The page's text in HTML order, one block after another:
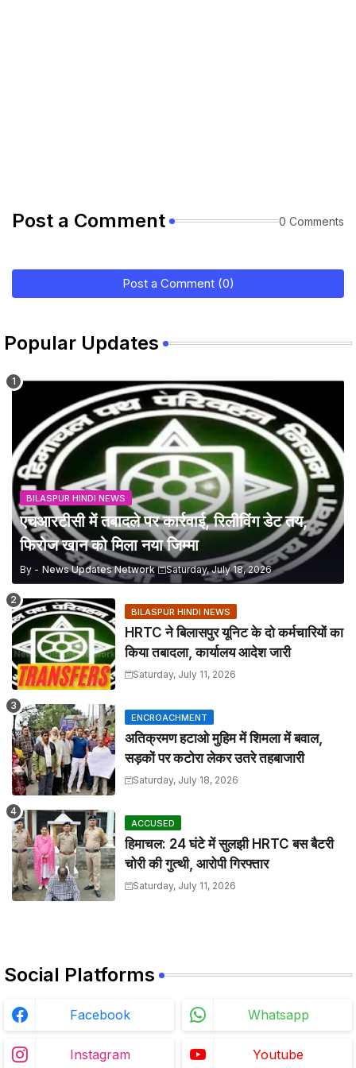
Post a Comment 0 Comments
Post a Comment (0)
Popular Updates
BILASPUR HINDI NEWS
एचआरटीसी में तबादले पर कार्रवाई, रिलीविंग डेट तय,
फिरोज खान को मिला नया जिम्मा
By - News Updates Network Saturday, July 18, 2026
BILASPUR HINDI NEWS
HRTC ने बिलासपुर यूनिट के दो कर्मचारियों का
किया तबादला, कार्यालय आदेश जारी
Saturday, July 11, 2026
ENCROACHMENT
अतिक्रमण हटाओ मुहिम में शिमला में बवाल,
सड़कों पर कटोरा लेकर उतरे तहबाजारी
Saturday, July 18, 2026
ACCUSED
हिमाचल: 24 घंटे में सुलझी HRTC बस बैटरी
चोरी की गुत्थी, आरोपी गिरफ्तार
Saturday, July 11, 2026
Social Platforms
Facebook Whatsapp
Instagram Youtube